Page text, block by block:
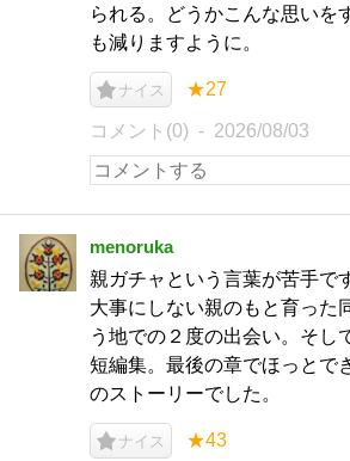
られる。どうかこんな思いを
も減りますように。
ナイス ★27
コメント(0) 2026/08/03
menoruka
親ガチャという言葉が苦手で
大事にしない親のもと育った
う地での２度の出会い。そし
短編集。最後の章でほっとで
のストーリーでした。
ナイス ★43